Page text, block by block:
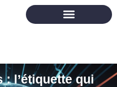
: l’étiquette qui